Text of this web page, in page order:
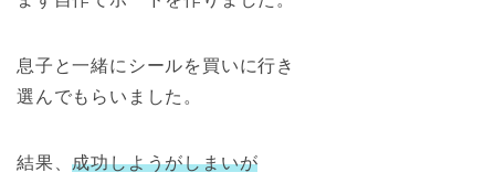
息子と一緒にシールを買いに行き
選んでもらいました。
結果、成功しようがしまいが